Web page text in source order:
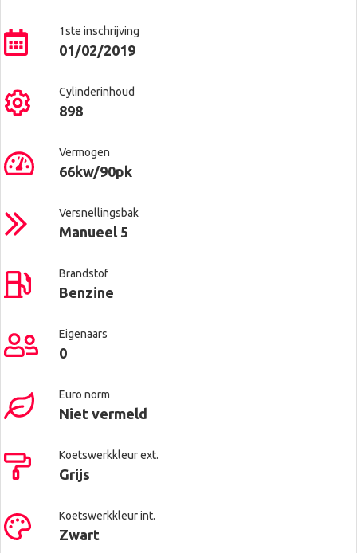
1ste inschrijving
01/02/2019
Cylinderinhoud
898
Vermogen
66kw/90pk
Versnellingsbak
Manueel 5
Brandstof
Benzine
Eigenaars
0
Euro norm
Niet vermeld
Koetswerkkleur ext.
Grijs
Koetswerkkleur int.
Zwart